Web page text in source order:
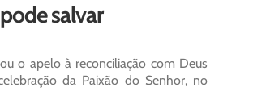
salvar
o apelo à reconciliação com Deus
da Paixão do Senhor, no